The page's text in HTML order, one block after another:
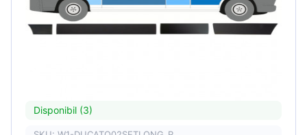
Disponibil (3)